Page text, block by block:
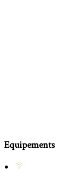
Equipements